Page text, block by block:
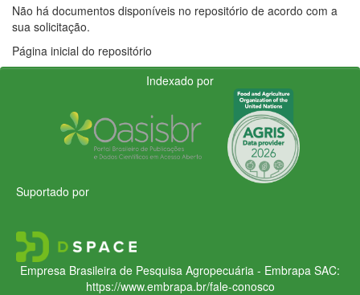
Não há documentos disponíveis no repositório de acordo com a
sua solicitação.
Página inicial do repositório
Indexado por
Suportado por
Empresa Brasileira de Pesquisa Agropecuária - Embrapa SAC:
https://www.embrapa.br/fale-conosco